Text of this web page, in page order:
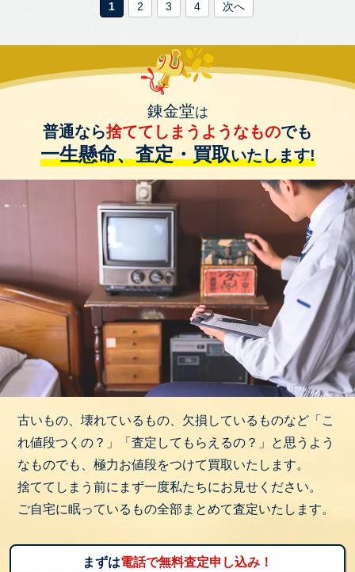
1 2 3 4 次へ
錬金堂は
普通なら捨ててしまうようなものでも
一生懸命、査定・買取いたします!
古いもの、壊れているもの、欠損しているものなど「こ
れ値段つくの？」「査定してもらえるの？」と思うよう
なものでも、極力お値段をつけて買取いたします。
捨ててしまう前にまず一度私たちにお見せください。
ご自宅に眠っているもの全部まとめて査定いたします。
まずは電話で無料査定申し込み！